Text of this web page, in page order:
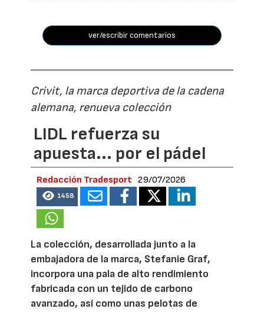
ver/escribir comentarios
Crivit, la marca deportiva de la cadena
alemana, renueva colección
LIDL refuerza su
apuesta... por el pádel
Redacción Tradesport 29/07/2026
1458
La colección, desarrollada junto a la
embajadora de la marca, Stefanie Graf,
incorpora una pala de alto rendimiento
fabricada con un tejido de carbono
avanzado, así como unas pelotas de